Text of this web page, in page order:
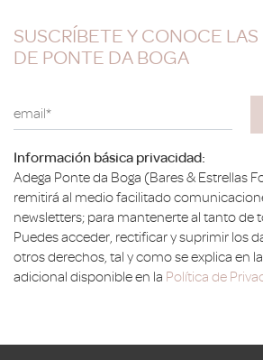
SUSCRÍBETE Y CONOCE
DE PONTE DA BOGA
email*
Información básica privacidad:
Adega Ponte da Boga (Bares & Estrellas
remitirá al medio facilitado
newsletters; para mantenerte al tanto de
Puedes acceder, rectificar y suprimir los
otros derechos, tal y como se explica en
adicional disponible en la Política de